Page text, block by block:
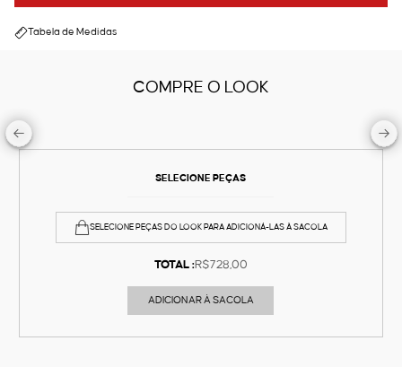
Tabela de Medidas
COMPRE O LOOK
SELECIONE PEÇAS
SELECIONE PEÇAS DO LOOK PARA ADICIONÁ-LAS À SACOLA
TOTAL :R$728,00
ADICIONAR À SACOLA